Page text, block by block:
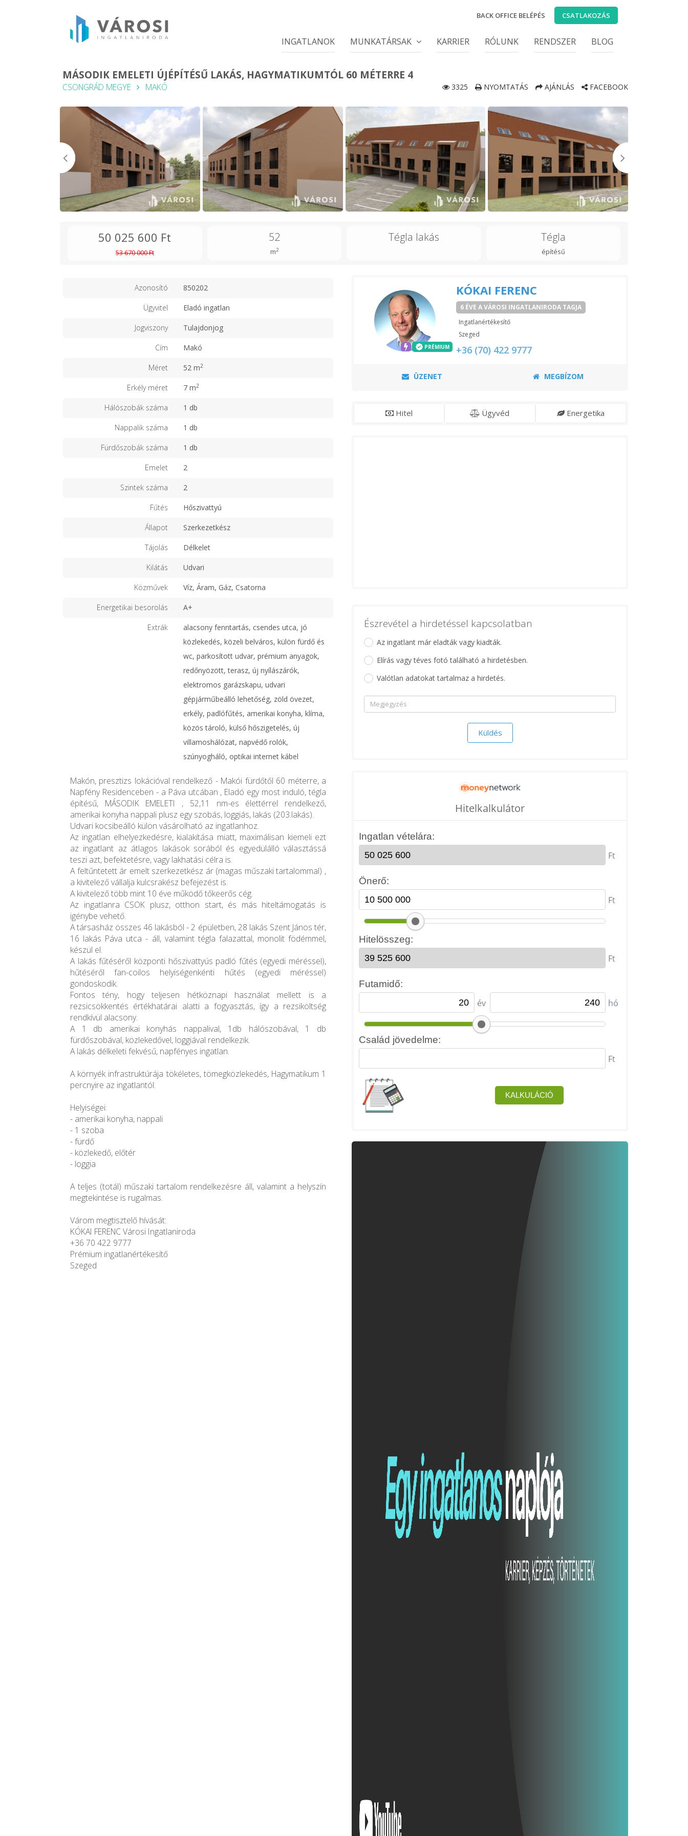
BACK OFFICE BELÉPÉS CSATLAKOZÁS
INGATLANOK MUNKATÁRSAK KARRIER RÓLUNK RENDSZER BLOG
MÁSODIK EMELETI ÚJÉPÍTÉSŰ LAKÁS, HAGYMATIKUMTÓL 60 MÉTERRE 4
CSONGRÁD MEGYE MAKÓ 3325 NYOMTATÁS AJÁNLÁS FACEBOOK
50 025 600 Ft
53 670 000 Ft
52
m2
Tégla lakás Tégla
építésű
Azonosító 850202
Ügyvitel Eladó ingatlan
Jogviszony Tulajdonjog
Cím Makó
Méret 52 m2
Erkély méret 7 m2
Hálószobák száma 1 db
Nappalik száma 1 db
Fürdőszobák száma 1 db
Emelet 2
Szintek száma 2
Fűtés Hőszivattyú
Állapot Szerkezetkész
Tájolás Délkelet
Kilátás Udvari
Közművek Víz, Áram, Gáz, Csatorna
Energetikai besorolás A+
Extrák
alacsony fenntartás, csendes utca, jó
közlekedés, közeli belváros, külön fürdő és
wc, parkosított udvar, prémium anyagok,
redőnyözött, terasz, új nyílászárók,
elektromos garázskapu, udvari
gépjárműbeálló lehetőség, zöld övezet,
erkély, padlófűtés, amerikai konyha, klíma,
közös tároló, külső hőszigetelés, új
villamoshálózat, napvédő rolók,
szúnyogháló, optikai internet kábel
Makón, presztizs lokációval rendelkező - Makói fürdőtől 60 méterre, a
Napfény Residenceben - a Páva utcában , Eladó egy most induló, tégla
építésű, MÁSODIK EMELETI , 52,11 nm-es élettérrel rendelkező,
amerikai konyha nappali plusz egy szobás, loggiás, lakás (203.lakás).
Udvari kocsibeálló külön vásárolható az ingatlanhoz.
Az ingatlan elhelyezkedésre, kialakítása miatt, maximálisan kiemeli ezt
az ingatlant az átlagos lakások sorából és egyedülálló választássá
teszi azt, befektetésre, vagy lakhatási célra is.
A feltűntetett ár emelt szerkezetkész ár (magas műszaki tartalommal) ,
a kivitelező vállalja kulcsrakész befejezést is.
A kivitelező több mint 10 éve működő tőkeerős cég.
Az ingatlanra CSOK plusz, otthon start, és más hiteltámogatás is
igénybe vehető.
A társasház összes 46 lakásból - 2 épületben, 28 lakás Szent János tér,
16 lakás Páva utca - áll, valamint tégla falazattal, monolit födémmel,
készül el.
A lakás fűtéséről központi hőszivattyús padló fűtés (egyedi méréssel),
hűtéséről fan-coilos helyiségenkénti hűtés (egyedi méréssel)
gondoskodik.
Fontos tény, hogy teljesen hétköznapi használat mellett is a
rezsicsökkentés értékhatárai alatti a fogyasztás, így a rezsiköltség
rendkívül alacsony.
A 1 db amerikai konyhás nappalival, 1db hálószobával, 1 db
fürdőszobával, közlekedővel, loggiával rendelkezik.
A lakás délkeleti fekvésű, napfényes ingatlan.
A környék infrastruktúrája tökéletes, tömegközlekedés, Hagymatikum 1
percnyire az ingatlantól.
Helyiségei:
- amerikai konyha, nappali
- 1 szoba
- fürdő
- közlekedő, előtér
- loggia
A teljes (totál) műszaki tartalom rendelkezésre áll, valamint a helyszín
megtekintése is rugalmas.
Várom megtisztelő hívását:
KÓKAI FERENC Városi Ingatlaniroda
+36 70 422 9777
Prémium ingatlanértékesítő
Szeged
PRÉMIUM
KÓKAI FERENC
6 ÉVE A VÁROSI INGATLANIRODA TAGJA
Ingatlanértékesítő
Szeged
+36 (70) 422 9777
ÜZENET MEGBÍZOM
Hitel Ügyvéd Energetika
Észrevétel a hirdetéssel kapcsolatban
Az ingatlant már eladták vagy kiadták.
Elírás vagy téves fotó található a hirdetésben.
Valótlan adatokat tartalmaz a hirdetés.